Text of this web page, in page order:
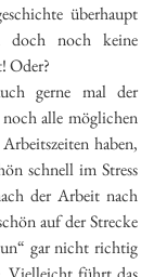
überhaupt
noch keine
Oder?
gerne mal der
alle möglichen
haben,
schnell im Stress
der Arbeit nach
auf der Strecke
gar nicht richtig